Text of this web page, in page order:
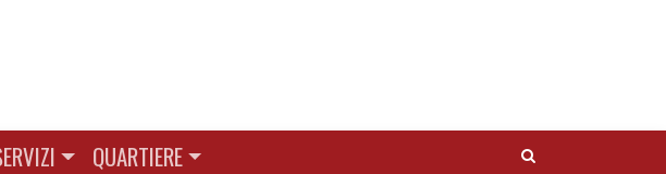
QUARTIERE Cerca: